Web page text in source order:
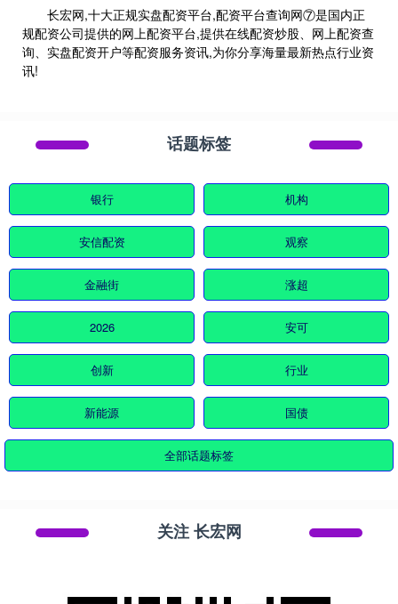
长宏网,十大正规实盘配资平台,配资平台查询网⑦是国内正
规配资公司提供的网上配资平台,提供在线配资炒股、网上配资查
询、实盘配资开户等配资服务资讯,为你分享海量最新热点行业资
讯!
话题标签
银行 机构
安信配资 观察
金融街 涨超
2026 安可
创新 行业
新能源 国债
全部话题标签
关注 长宏网